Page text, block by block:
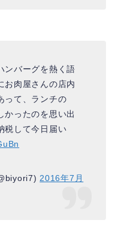
ンバーグを熱く語
お肉屋さんの店内
って、ランチの
かったのを思い出
税して今日届い
2016年7月